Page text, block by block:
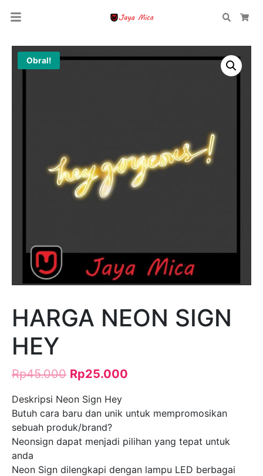
Search
Obral!
HARGA NEON SIGN
HEY
Rp45.000 Rp25.000
Deskripsi Neon Sign Hey
Butuh cara baru dan unik untuk mempromosikan
sebuah produk/brand?
Neonsign dapat menjadi pilihan yang tepat untuk
anda
Neon Sign dilengkapi dengan lampu LED berbagai